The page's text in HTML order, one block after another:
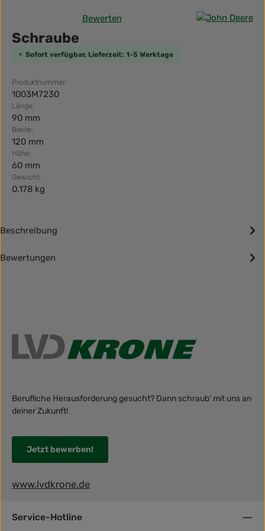
Durchschnittliche Bewertung von 0 von 5 Sternen
Bewerten
Schraube
Sofort verfügbar, Lieferzeit: 1-5 Werktage
Produktnummer:
1003M7230
Länge:
90 mm
Breite:
120 mm
Höhe:
60 mm
Gewicht:
0.178 kg
Beschreibung
Bewertungen
Berufliche Herausforderung gesucht? Dann schraub' mit uns an
deiner Zukunft!
Jetzt bewerben!
www.lvdkrone.de
Service-Hotline